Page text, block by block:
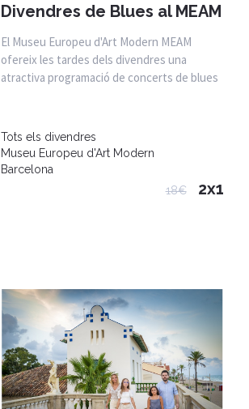
Divendres de Blues al MEAM
El Museu Europeu d'Art Modern MEAM
ofereix les tardes dels divendres una
atractiva programació de concerts de blues
Tots els divendres
Museu Europeu d'Art Modern
Barcelona
18€
2x1